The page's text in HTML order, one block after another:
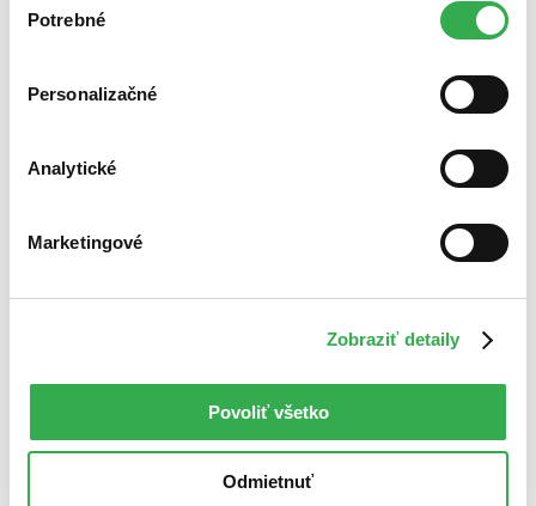
nám pomohlo, keby sme mohli používať všetky tieto
súhlasu
Potrebné
Personalizačné
Analytické
Marketingové
Zobraziť detaily
Povoliť všetko
Odmietnuť